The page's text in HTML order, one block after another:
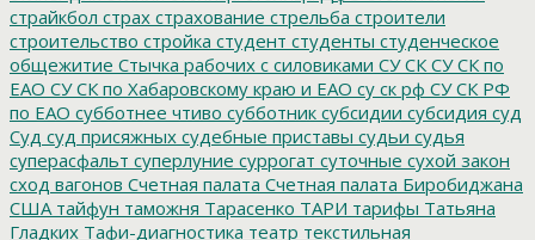
страйкбол страх страхование стрельба строители
строительство стройка студент студенты студенческое
общежитие Стычка рабочих с силовиками СУ СК СУ СК по
ЕАО СУ СК по Хабаровскому краю и ЕАО су ск рф СУ СК РФ
по ЕАО субботнее чтиво субботник субсидии субсидия суд
Суд суд присяжных судебные приставы судьи судья
суперасфальт суперлуние суррогат суточные сухой закон
сход вагонов Счетная палата Счетная палата Биробиджана
США тайфун таможня Тарасенко ТАРИ тарифы Татьяна
Гладких Тафи-диагностика театр текстильная